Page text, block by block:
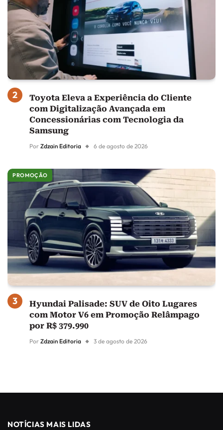
Toyota Eleva a Experiência do Cliente
com Digitalização Avançada em
Concessionárias com Tecnologia da
Samsung
Por Zdzain Editoria 6 de agosto de 2026
PROMOÇÃO
Hyundai Palisade: SUV de Oito Lugares
com Motor V6 em Promoção Relâmpago
por R$ 379.990
Por Zdzain Editoria 3 de agosto de 2026
NOTÍCIAS MAIS LIDAS